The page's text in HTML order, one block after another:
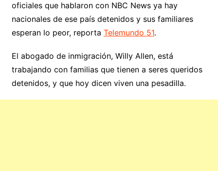
oficiales que hablaron con NBC News ya hay
nacionales de ese país detenidos y sus familiares
esperan lo peor, reporta Telemundo 51.
El abogado de inmigración, Willy Allen, está
trabajando con familias que tienen a seres queridos
detenidos, y que hoy dicen viven una pesadilla.